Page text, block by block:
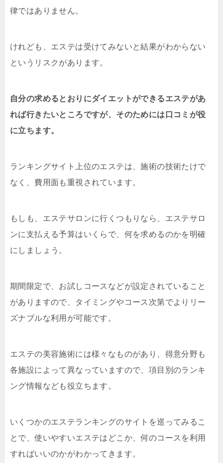
律ではありません。
けれども、エステは受けてみないと結果がわからない
というリスクがあります。
自分の求めるとおりにダイエットができるエステがあ
れば行きたいところですが、そのためには口コミが役
に立ちます。
ランキングサイト上位のエステは、施術の技術たけで
なく、費用面も重視されています。
もしも、エステサロンに行くつもりなら、エステサロ
ンに支払える予算はいくらで、何を求めるのかを明確
にしましょう。
期間限定で、お試しコースなどが設定されていること
がありますので、タイミングやコース次第でよりリー
ズナブルな利用が可能です。
エステの美容施術には様々なものがあり、得意分野も
各施設によって異なっていますので、項目別のランキ
ング情報なども役立ちます。
いくつかのエステランキングのサイトを巡ってみるこ
とで、使いやすいエステはどこか、何のコースを利用
すればいいのかがわかってきます。